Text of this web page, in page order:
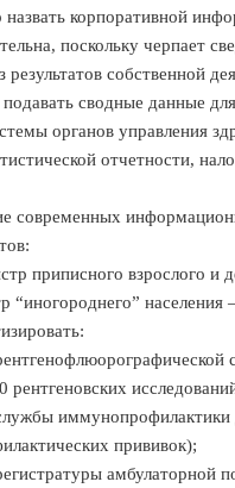
корпоративной
поскольку черпает
результатов собственной
сводные данные
органов управления
отчетности,
современных
приписного взрослого и
“иногороднего” населения
рентгеновских
иммунопрофилактики
прививок);
амбулаторной